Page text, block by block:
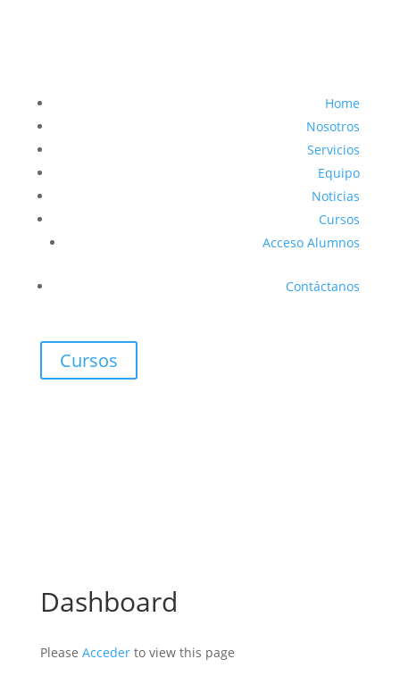
Home
Nosotros
Servicios
Equipo
Noticias
Cursos
Acceso Alumnos
Contáctanos
Cursos
Dashboard
Please Accederto view this page